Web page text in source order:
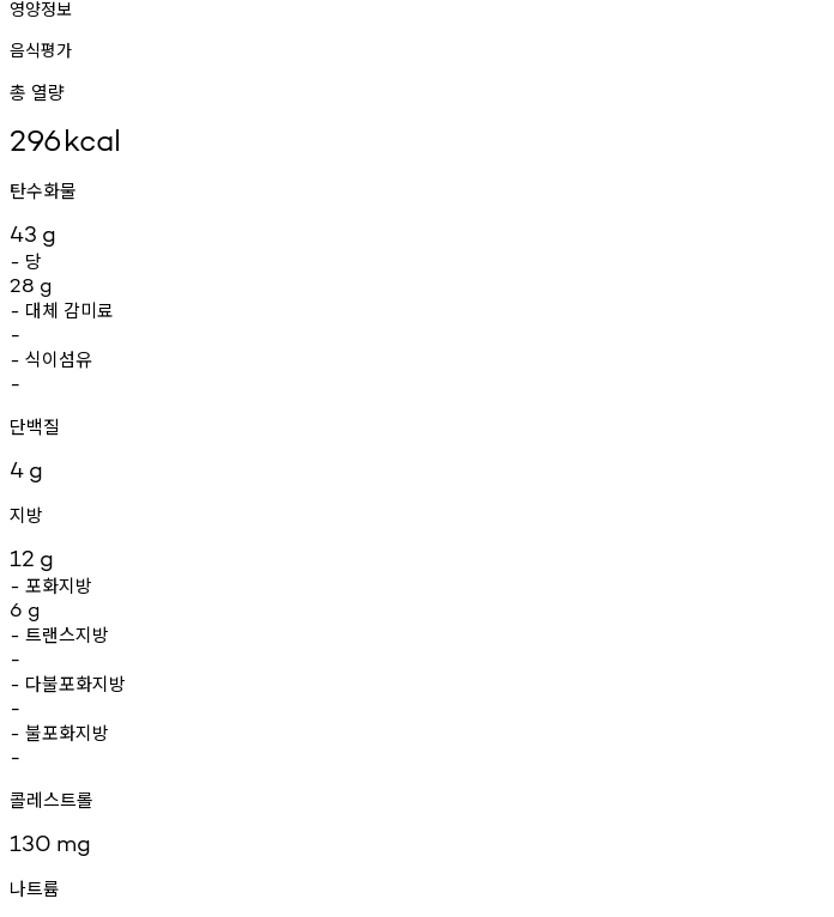
영양정보
음식평가
총 열량
296kcal
탄수화물
43 g
- 당
28 g
- 대체 감미료
-
- 식이섬유
-
단백질
4 g
지방
12 g
- 포화지방
6 g
- 트랜스지방
-
- 다불포화지방
-
- 불포화지방
-
콜레스트롤
130 mg
나트륨